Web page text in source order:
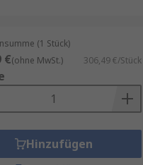
als dicke Metallplatten.
(1 Stück)
€(ohne MwSt.) 306,49 €/Stück
Hinzufügen